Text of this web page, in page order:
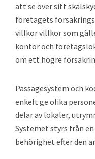
att se över sitt
företagets
villkor villkor som
kontor och
om ett högre
Passagesystem och
enkelt ge olika
delar av lokaler,
Systemet styrs från
behörighet efter den